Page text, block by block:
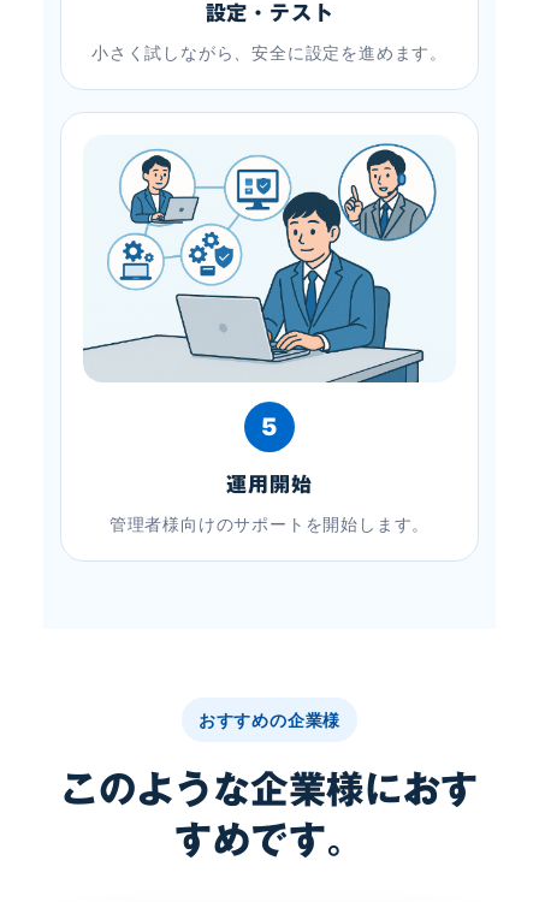
設定・テスト
小さく試しながら、安全に設定を進めます。
5
運用開始
管理者様向けのサポートを開始します。
おすすめの企業様
このような企業様におす
すめです。